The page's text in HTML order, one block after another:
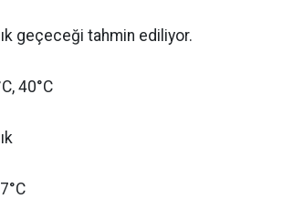
geçeceği tahmin ediliyor.
40°C